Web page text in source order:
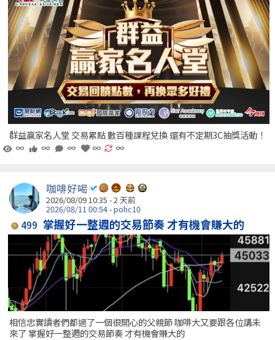
群益贏家名人堂 交易累點 數百種課程兌換 還有不定期3C抽獎活動！
∞
∞ ∞ ∞ ∞
咖啡好喝
2026/08/09 10:35 - 2 天前
2026/08/11 00:54 - pohc10
499 掌握好一整週的交易節奏 才有機會賺大的
相信忠實讀者們都過了一個很開心的父親節 咖啡大又要跟各位講未
來了 掌握好一整週的交易節奏 才有機會賺大的